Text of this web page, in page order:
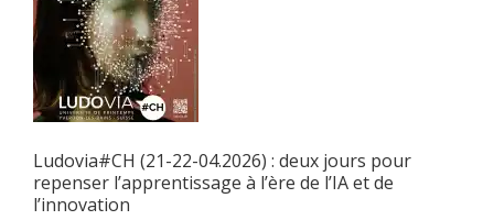
Ludovia#CH (21-22-04.2026) : deux jours pour
repenser l’apprentissage à l’ère de l’IA et de
l’innovation